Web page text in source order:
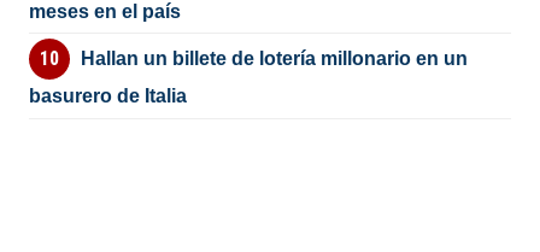
meses en el país
Hallan un billete de lotería millonario en un
basurero de Italia